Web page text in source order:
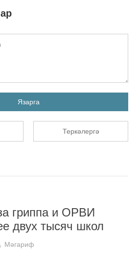
Язарга
Теркәлергә
гриппа и ОРВИ
двух тысяч школ
Мәгариф